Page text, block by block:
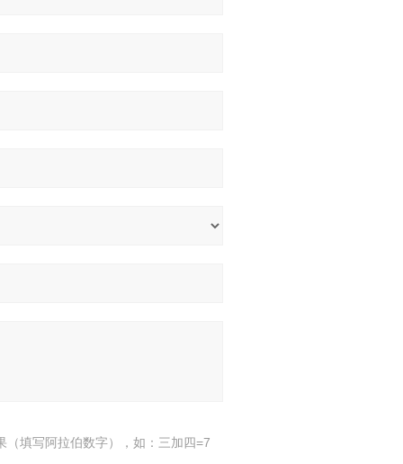
（填写阿拉伯数字），如：三加四=7